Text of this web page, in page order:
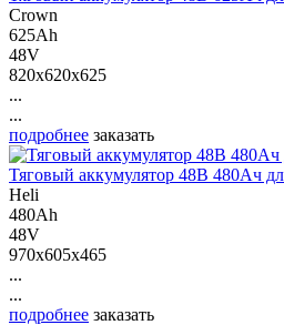
Crown
625Ah
48V
820x620x625
...
...
подробнее заказать
Тяговый аккумулятор 48В 480Ач
Heli
480Ah
48V
970x605x465
...
...
подробнее заказать